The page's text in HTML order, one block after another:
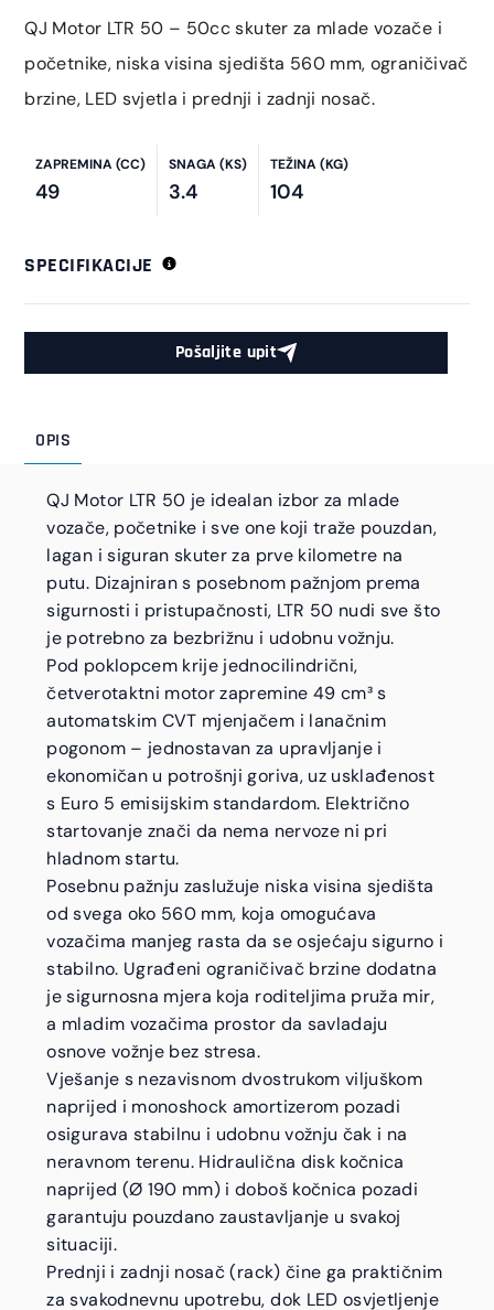
QJ Motor LTR 50 – 50cc skuter za mlade vozače i
početnike, niska visina sjedišta 560 mm, ograničivač
brzine, LED svjetla i prednji i zadnji nosač.
ZAPREMINA (CC)
49
SNAGA (KS)
3.4
TEŽINA (KG)
104
SPECIFIKACIJE
Pošaljite upit
OPIS
QJ Motor LTR 50 je idealan izbor za mlade
vozače, početnike i sve one koji traže pouzdan,
lagan i siguran skuter za prve kilometre na
putu. Dizajniran s posebnom pažnjom prema
sigurnosti i pristupačnosti, LTR 50 nudi sve što
je potrebno za bezbrižnu i udobnu vožnju.
Pod poklopcem krije jednocilindrični,
četverotaktni motor zapremine 49 cm³ s
automatskim CVT mjenjačem i lanačnim
pogonom – jednostavan za upravljanje i
ekonomičan u potrošnji goriva, uz usklađenost
s Euro 5 emisijskim standardom. Električno
startovanje znači da nema nervoze ni pri
hladnom startu.
Posebnu pažnju zaslužuje niska visina sjedišta
od svega oko 560 mm, koja omogućava
vozačima manjeg rasta da se osjećaju sigurno i
stabilno. Ugrađeni ograničivač brzine dodatna
je sigurnosna mjera koja roditeljima pruža mir,
a mladim vozačima prostor da savladaju
osnove vožnje bez stresa.
Vješanje s nezavisnom dvostrukom viljuškom
naprijed i monoshock amortizerom pozadi
osigurava stabilnu i udobnu vožnju čak i na
neravnom terenu. Hidraulična disk kočnica
naprijed (Ø 190 mm) i doboš kočnica pozadi
garantuju pouzdano zaustavljanje u svakoj
situaciji.
Prednji i zadnji nosač (rack) čine ga praktičnim
za svakodnevnu upotrebu, dok LED osvjetljenje